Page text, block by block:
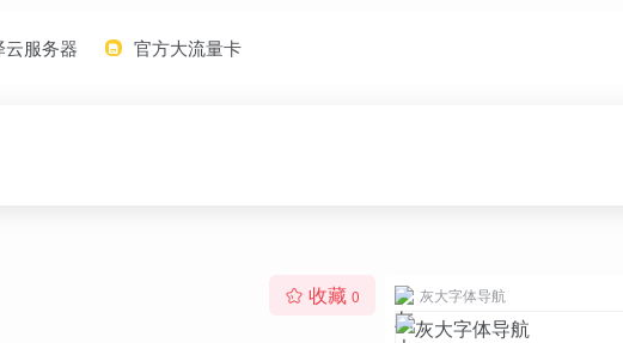
云服务器 官方大流量卡
收藏 0 灰大字体导航